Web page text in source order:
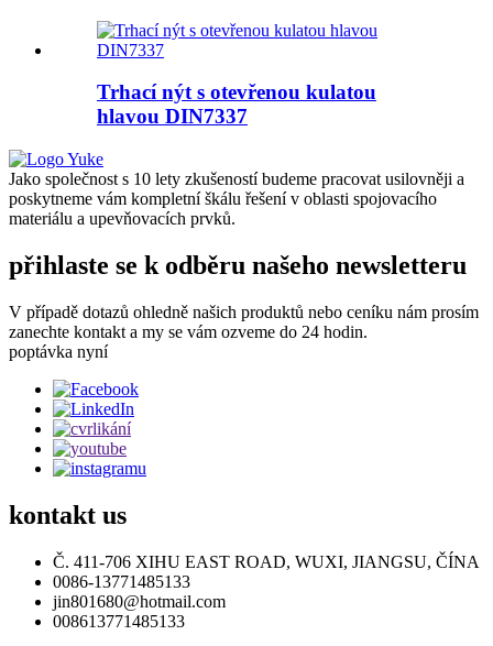
Trhací nýt s otevřenou kulatou
hlavou DIN7337
Jako společnost s 10 lety zkušeností budeme pracovat usilovněji a
poskytneme vám kompletní škálu řešení v oblasti spojovacího
materiálu a upevňovacích prvků.
přihlaste se k odběru našeho newsletteru
V případě dotazů ohledně našich produktů nebo ceníku nám prosím
zanechte kontakt a my se vám ozveme do 24 hodin.
poptávka nyní
kontakt us
Č. 411-706 XIHU EAST ROAD, WUXI, JIANGSU, ČÍNA
0086-13771485133
jin801680@hotmail.com
008613771485133